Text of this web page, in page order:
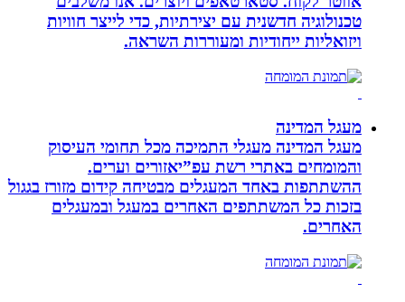
טכנולוגיה חדשנית עם יצירתיות, כדי לייצר חוויות
ויזואליות ייחודיות ומעוררות השראה.
מעגל המדינה
מעגל המדינה מעגלי התמיכה מכל תחומי העיסוק
והמומחים באתרי רשת עפ”יאזורים וערים.
ההשתתפות באחד המעגלים מבטיחה קידום מזורז בגגול
בזכות כל המשתתפים האחרים במעגל ובמעגלים
האחרים.